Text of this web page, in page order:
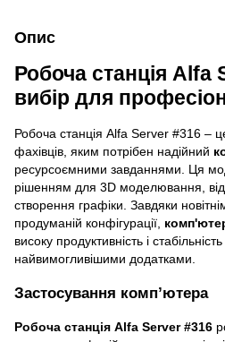
Опис
Робоча станція Alfa
вибір для
Робоча станція Alfa Server #316 –
фахівців, яким потрібен надійний
ресурсоємними завданнями. Ця
рішенням для 3D моделювання,
створення графіки. Завдяки
продуманій конфігурації,
високу продуктивність і
найвимогливішими додатками.
Застосування комп’ютера
Робоча станція Alfa Server #316